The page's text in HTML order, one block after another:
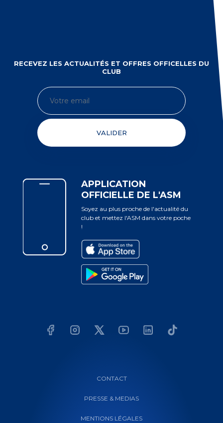
RECEVEZ LES ACTUALITÉS ET OFFRES OFFICELLES DU
CLUB
VALIDER
APPLICATION
OFFICIELLE DE L'ASM
Soyez au plus proche de l'actualité du
club et mettez l'ASM dans votre poche
!
CONTACT
PRESSE & MEDIAS
MENTIONS LÉGALES